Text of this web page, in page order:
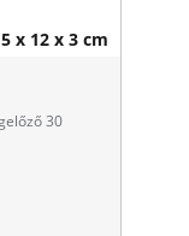
x 12 x 3 cm
30